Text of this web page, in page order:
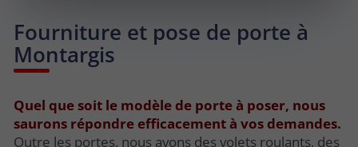
Fourniture et pose de porte à
Montargis
Quel que soit le modèle de porte à poser, nous
saurons répondre efficacement à vos demandes.
Outre les portes, nous avons des volets roulants, des